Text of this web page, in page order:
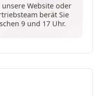
Website oder
berät Sie
9 und 17 Uhr.